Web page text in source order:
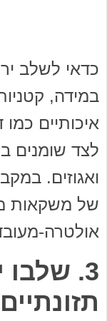
כדאי לשלב
במידה,
איכותיים כמו
לצד שומנים
ואגוזים.
של משקאות
אולטרה-
3. שלבו
תזונתיים